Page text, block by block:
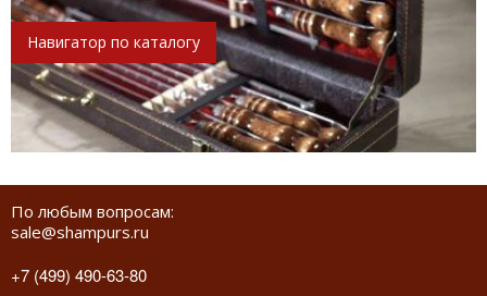
Навигатор по каталогу
По любым вопросам:
sale@shampurs.ru
+7 (499) 490-63-80